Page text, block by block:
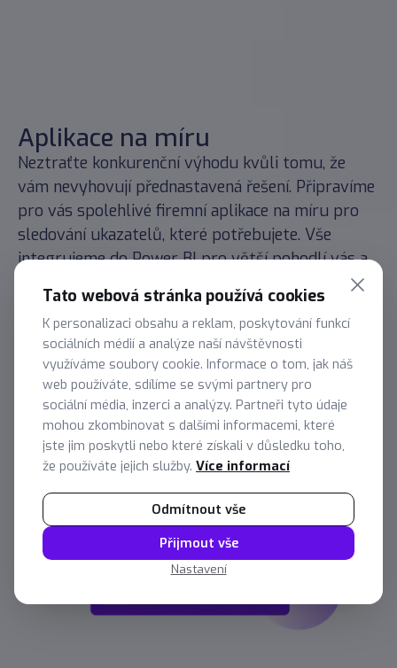
Aplikace na míru
Neztraťte konkurenční výhodu kvůli tomu, že
vám nevyhovují přednastavená řešení. Připravíme
pro vás spolehlivé firemní aplikace na míru pro
sledování ukazatelů, které potřebujete. Vše
integrujeme do Power BI pro větší pohodlí vás a
Nezávazná konzultace
Tato webová stránka používá cookies
K personalizaci obsahu a reklam, poskytování funkcí
sociálních médií a analýze naší návštěvnosti
využíváme soubory cookie. Informace o tom, jak náš
web používáte, sdílíme se svými partnery pro
sociální média, inzerci a analýzy. Partneři tyto údaje
mohou zkombinovat s dalšími informacemi, které
jste jim poskytli nebo které získali v důsledku toho,
že používáte jejich služby. Více informací
Nastavení
Odmítnout vše
Přijmout vše